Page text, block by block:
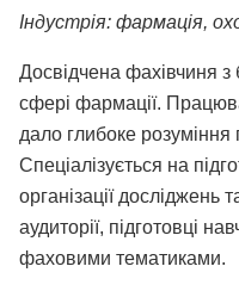
Індустрія: фармація,
Досвідчена фахівчиня
сфері фармації.
дало глибоке розуміння
Спеціалізується на
організації досліджень
аудиторії, підготовці
фаховими тематиками.